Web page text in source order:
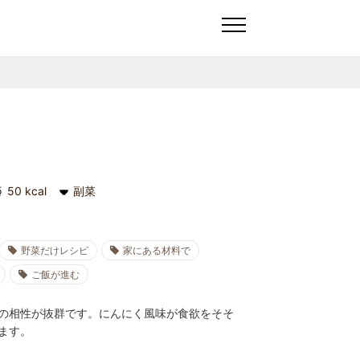
50 kcal 副菜
野菜だけレシピ
家にある材料で
ご飯が進む
相性が抜群です。にんにく風味が食欲をそそ
す。